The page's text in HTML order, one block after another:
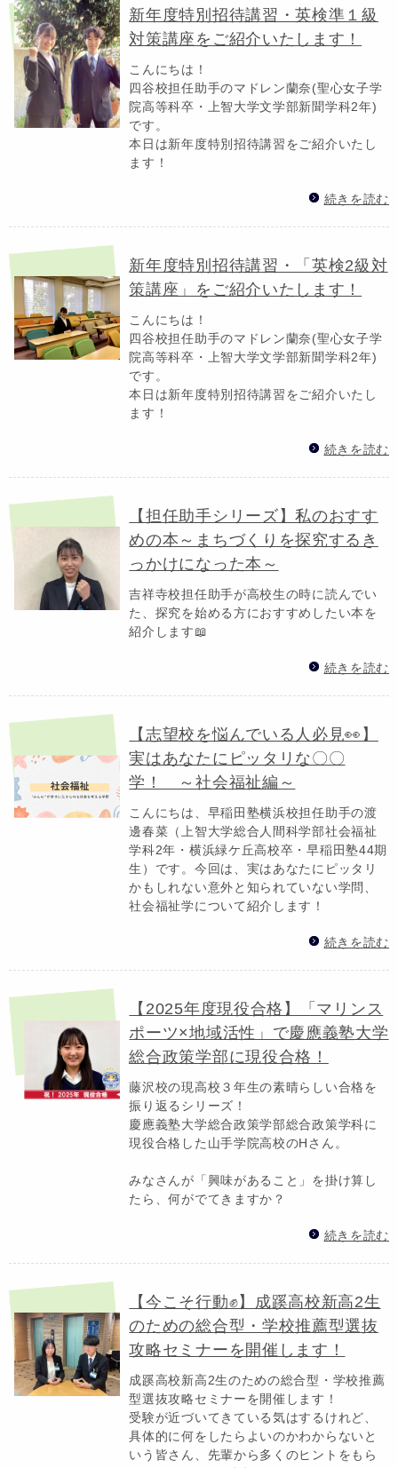
新年度特別招待講習・英検準１級
対策講座をご紹介いたします！
こんにちは！
四谷校担任助手のマドレン蘭奈(聖心女子学
院高等科卒・上智大学文学部新聞学科2年)
です。
本日は新年度特別招待講習をご紹介いたし
ます！
続きを読む
新年度特別招待講習・「英検2級対
策講座」をご紹介いたします！
こんにちは！
四谷校担任助手のマドレン蘭奈(聖心女子学
院高等科卒・上智大学文学部新聞学科2年)
です。
本日は新年度特別招待講習をご紹介いたし
ます！
続きを読む
【担任助手シリーズ】私のおすす
めの本～まちづくりを探究するき
っかけになった本～
吉祥寺校担任助手が高校生の時に読んでい
た、探究を始める方におすすめしたい本を
紹介します📖
続きを読む
【志望校を悩んでいる人必見👀】
実はあなたにピッタリな〇〇
学！ ～社会福祉編～
こんにちは、早稲田塾横浜校担任助手の渡
邊春菜（上智大学総合人間科学部社会福祉
学科2年・横浜緑ケ丘高校卒・早稲田塾44期
生）です。今回は、実はあなたにピッタリ
かもしれない意外と知られていない学問、
社会福祉学について紹介します！
続きを読む
【2025年度現役合格】「マリンス
ポーツ×地域活性」で慶應義塾大学
総合政策学部に現役合格！
藤沢校の現高校３年生の素晴らしい合格を
振り返るシリーズ！
慶應義塾大学総合政策学部総合政策学科に
現役合格した山手学院高校のHさん。
みなさんが「興味があること」を掛け算し
たら、何がでてきますか？
続きを読む
【今こそ行動✊】成蹊高校新高2生
のための総合型・学校推薦型選抜
攻略セミナーを開催します！
成蹊高校新高2生のための総合型・学校推薦
型選抜攻略セミナーを開催します！
受験が近づいてきている気はするけれど、
具体的に何をしたらよいのかわからないと
いう皆さん、先輩から多くのヒントをもら